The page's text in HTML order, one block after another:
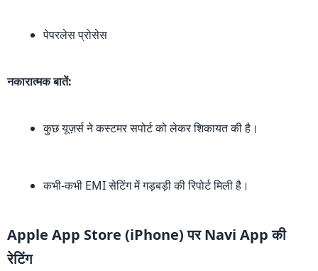
पेपरलेस प्रोसेस
नकारात्मक बातें:
कुछ यूज़र्स ने कस्टमर सपोर्ट को लेकर शिकायत की है।
कभी-कभी EMI सेटिंग में गड़बड़ी की रिपोर्ट मिली है।
Apple App Store (iPhone) पर Navi App की
रेटिंग